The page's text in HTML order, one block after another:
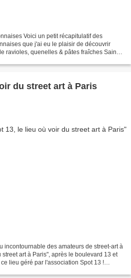
Voici un petit récapitulatif des
que j'ai eu le plaisir de découvrir
ravioles, quenelles & pâtes fraîches Saint-
du street art à Paris
incontournable des amateurs de street-art à
street art à Paris", après le boulevard 13 et
lieu géré par l'association Spot 13 !